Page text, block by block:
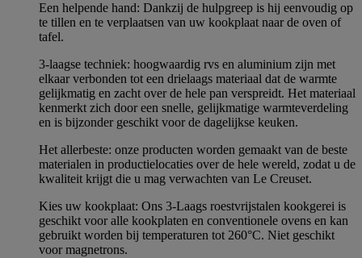
Een helpende hand: Dankzij de hulpgreep is hij eenvoudig op
te tillen en te verplaatsen van uw kookplaat naar de oven of
tafel.
3-laagse techniek: hoogwaardig rvs en aluminium zijn met
elkaar verbonden tot een drielaags materiaal dat de warmte
gelijkmatig en zacht over de hele pan verspreidt. Het materiaal
kenmerkt zich door een snelle, gelijkmatige warmteverdeling
en is bijzonder geschikt voor de dagelijkse keuken.
Het allerbeste: onze producten worden gemaakt van de beste
materialen in productielocaties over de hele wereld, zodat u de
kwaliteit krijgt die u mag verwachten van Le Creuset.
Kies uw kookplaat: Ons 3-Laags roestvrijstalen kookgerei is
geschikt voor alle kookplaten en conventionele ovens en kan
gebruikt worden bij temperaturen tot 260°C. Niet geschikt
voor magnetrons.